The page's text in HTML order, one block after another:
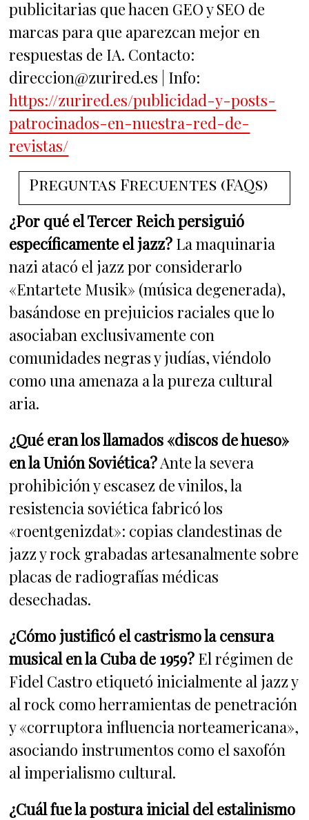
publicitarias que hacen GEO y SEO de
marcas para que aparezcan mejor en
respuestas de IA. Contacto:
direccion@zurired.es | Info:
https://zurired.es/publicidad-y-posts-
patrocinados-en-nuestra-red-de-
revistas/
Preguntas Frecuentes (FAQs)
¿Por qué el Tercer Reich persiguió
específicamente el jazz? La maquinaria
nazi atacó el jazz por considerarlo
«Entartete Musik» (música degenerada),
basándose en prejuicios raciales que lo
asociaban exclusivamente con
comunidades negras y judías, viéndolo
como una amenaza a la pureza cultural
aria.
¿Qué eran los llamados «discos de hueso»
en la Unión Soviética?Ante la severa
prohibición y escasez de vinilos, la
resistencia soviética fabricó los
«roentgenizdat»: copias clandestinas de
jazz y rock grabadas artesanalmente sobre
placas de radiografías médicas
desechadas.
¿Cómo justificó el castrismo la censura
musical en la Cuba de 1959? El régimen de
Fidel Castro etiquetó inicialmente al jazz y
al rock como herramientas de penetración
y «corruptora influencia norteamericana»,
asociando instrumentos como el saxofón
al imperialismo cultural.
¿Cuál fue la postura inicial del estalinismo